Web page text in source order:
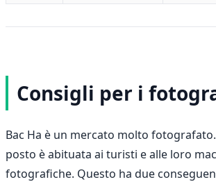
Consigli per i
Bac Ha è un mercato molto
posto è abituata ai turisti e alle loro
fotografiche. Questo ha due